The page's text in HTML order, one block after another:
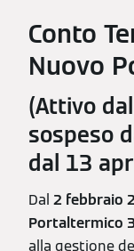
Conto
Nuovo
(Attivo
sospeso
dal 13
Dal 2 febbraio
Portaltermico
alla gestione